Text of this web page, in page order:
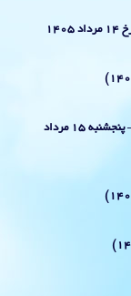
پیش بینی 7 روزه وضع هوای استان مازندران – پنجشنبه 15 مرداد